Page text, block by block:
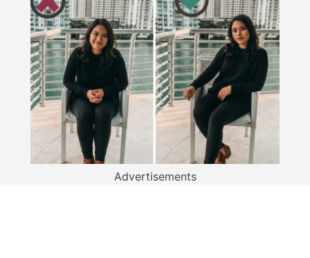
Advertisements